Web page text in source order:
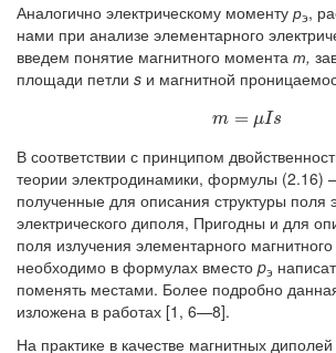
Аналогично электрическому моменту рэ,
нами при анализе элементарного
введем понятие магнитного момента т,
площади петли s и магнитной
m = μIs
(2.22)m=μI
В соответствии с принципом
теории электродинамики, формулы (2.16)
полученные для описания структуры поля
электрического диполя, Пригодны и для
поля излучения элементарного
необходимо в формулах вместо pэ
поменять местами. Более подробно
изложена в работах [1, 6—8].
На практике в качестве магнитных